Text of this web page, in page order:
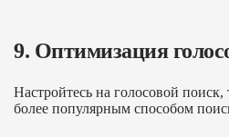
9. Оптимизация
Настройтесь на голосовой поиск,
более популярным способом